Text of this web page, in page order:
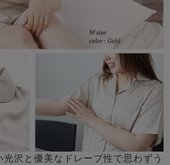
沢と優美なドレープ性で思わずう